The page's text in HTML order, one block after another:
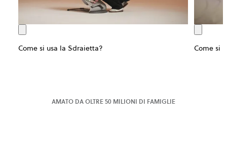
Come si usa la Sdraietta? Come si
AMATO DA OLTRE 50 MILIONI DI FAMIGLIE